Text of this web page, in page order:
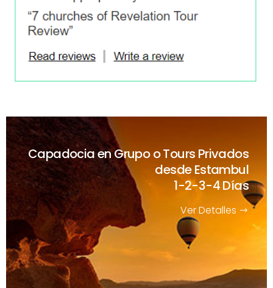
Capadocia en Grupo o Tours Privados
desde Estambul
1-2-3-4 Días
Ver Detalles